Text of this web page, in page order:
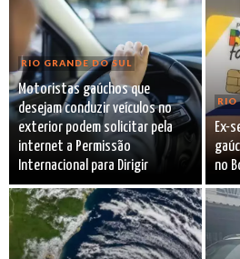
RIO GRANDE DO SUL
Motoristas gaúchos que
desejam conduzir veículos no
exterior podem solicitar pela
internet a Permissão
Internacional para Dirigir
RIO
Ex-
no